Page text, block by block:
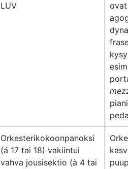
LUV
ovat
Orkesterikokoonpanoksi
(á 17 tai 18) vakiintui
vahva jousisektio (à 4 tai